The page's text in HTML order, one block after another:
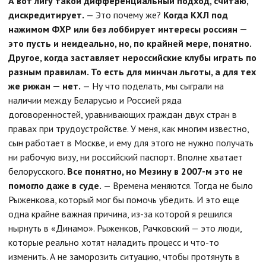
дискредитирует. — Это почему же? Когда КХЛ под
нажимом ФХР или без лоббирует интересы россиян —
это пусть и неидеально, но, по крайней мере, понятно.
Другое, когда заставляет нероссийские клубы играть по
разным правилам. То есть для минчан льготы, а для тех
же рижан — нет. — Ну что поделать, мы сыграли на
наличии между Беларусью и Россией ряда
договоренностей, уравнивающих граждан двух стран в
правах при трудоустройстве. У меня, как многим известно,
сын работает в Москве, и ему для этого не нужно получать
ни рабочую визу, ни российский паспорт. Вполне хватает
белорусского. Все понятно, но Мезину в 2007-м это не
помогло даже в суде. — Времена меняются. Тогда не было
Рыженкова, который мог бы помочь убедить. И это еще
одна крайне важная причина, из-за которой я решился
нырнуть в «Динамо». Рыженков, Рачковский — это люди,
которые реально хотят наладить процесс и что-то
изменить. А не заморозить ситуацию, чтобы протянуть в